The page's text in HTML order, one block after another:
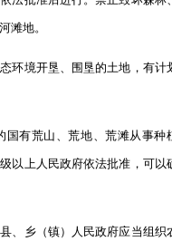
滩地。
境开垦、围垦的土地，有计
有荒山、荒地、荒滩从事种
以上人民政府依法批准，可以
乡（镇）人民政府应当组织